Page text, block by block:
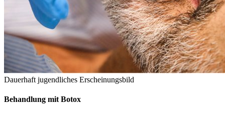
Dauerhaft jugendliches Erscheinungsbild
Behandlung mit Botox